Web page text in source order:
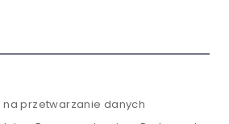
na przetwarzanie danych